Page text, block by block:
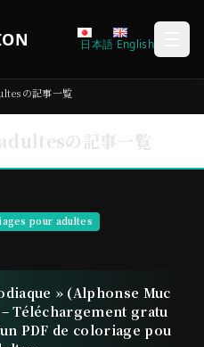
日本語 English
の記事一覧
の記事一覧
pour adultes
» (Alphonse Muc
Téléchargement gratu
PDF de coloriage pou